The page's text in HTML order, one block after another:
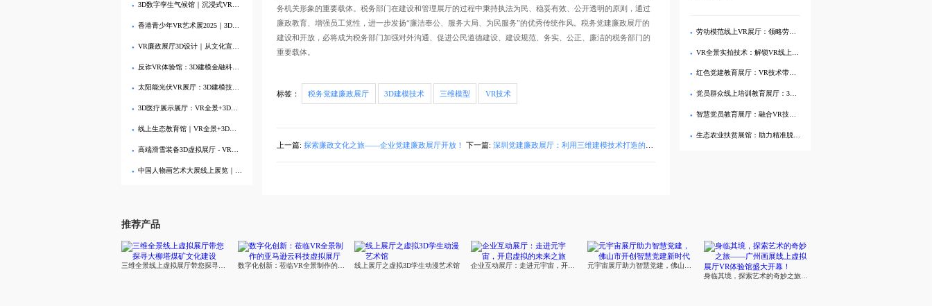
3D数字孪生气候馆｜沉浸式VR展示全球变暖科学数据
香港青少年VR艺术展2025｜3D全景虚拟展厅・在线艺术体验
VR廉政展厅3D设计｜从文化宣导到行为管控的沉浸式党建解决方案
反诈VR体验馆：3D建模金融科普展厅，全景互动学防骗
太阳能光伏VR展厅：3D建模技术打造沉浸式光伏应用全景展示
3D医疗展示展厅：VR全景+3D建模赋能医疗器械数字化3D展示
线上生态教育馆｜VR全景+3D建模模拟自然生态，沉浸式环保教育
高端滑雪装备3D虚拟展厅 - VR全景线上展示助力品牌数字化营销
中国人物画艺术大展线上展览｜VR虚拟美术馆3D沉浸式观展
务机关形象的重要载体。税务部门在建设和管理展厅的过程中秉持执法为民、稳妥有效、公开透明的原则，通过
廉政教育、增强员工党性，进一步发扬“廉洁奉公、服务大局、为民服务”的优秀传统作风。税务党建廉政展厅的
建设和开放，必将成为税务部门加强对外沟通、促进公民道德建设、建设规范、务实、公正、廉洁的税务部门的
重要载体。
标签： 税务党建廉政展厅 3D建模技术 三维模型 VR技术
上一篇: 探索廉政文化之旅——企业党建廉政展厅开放！ 下一篇: 深圳党建廉政展厅：利用三维建模技术打造的VR全景展厅
劳动模范线上VR展厅：领略劳模风采，传播劳模精神
VR全景实拍技术：解锁VR线上党建展馆复刻党建展厅的技术密码
红色党建教育展厅：VR技术带你重温党员活动的历史记忆
党员群众线上培训教育展厅：3D建模技术助力党建教育创新
智慧党员教育展厅：融合VR技术助力党建教育创新
生态农业扶贫展馆：助力精准脱贫，让农民生活更美好！
推荐产品
线上展厅之虚拟3D学生动漫艺术馆